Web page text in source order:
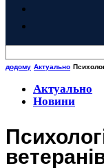
додому Актуально
Актуально
Новини